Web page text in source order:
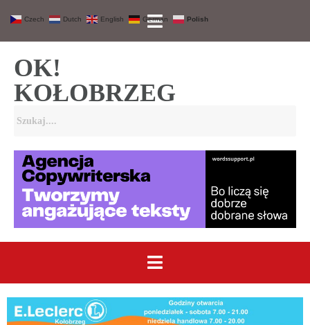
OK!
KOŁOBRZEG
Czech Dutch English German Polish